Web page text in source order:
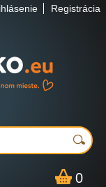
Registrácia
0